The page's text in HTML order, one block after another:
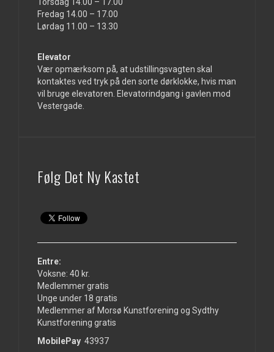
Fredag 14.00 – 17.00
Lørdag 11.00 – 13.30
Elevator
Vær opmærksom på, at udstillingsvagten skal
kontaktes ved tryk på den sorte dørklokke, hvis man
vil bruge elevatoren. Elevatorindgang i gavlen mod
Vestergade.
Følg Det Ny Kastet
Entre:
Voksne: 40 kr.
Medlemmer gratis
Unge under 18 gratis
Medlemmer af Morsø Kunstforening og Sydthy
Kunstforening gratis
MobilePay 43937